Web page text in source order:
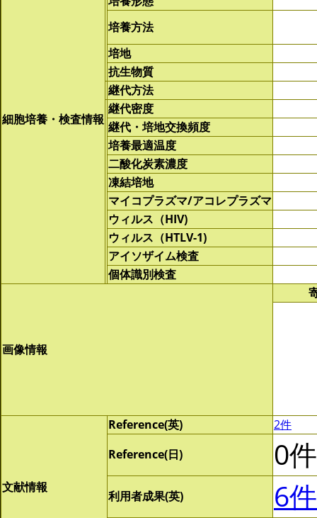
細胞培養・検査情報
培養方法
培地
抗生物質
継代方法
継代密度
継代・培地交換頻度
培養最適温度
二酸化炭素濃度
凍結培地
マイコプラズマ/アコレプラズマ
ウィルス（HIV)
ウィルス（HTLV-1)
アイソザイム検査
個体識別検査
画像情報
文献情報
Reference(英)
2件
Reference(日)
0件
利用者成果(英) 6件